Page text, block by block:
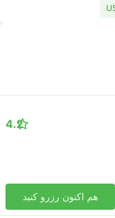
4.2
هم اکنون رزرو کنید